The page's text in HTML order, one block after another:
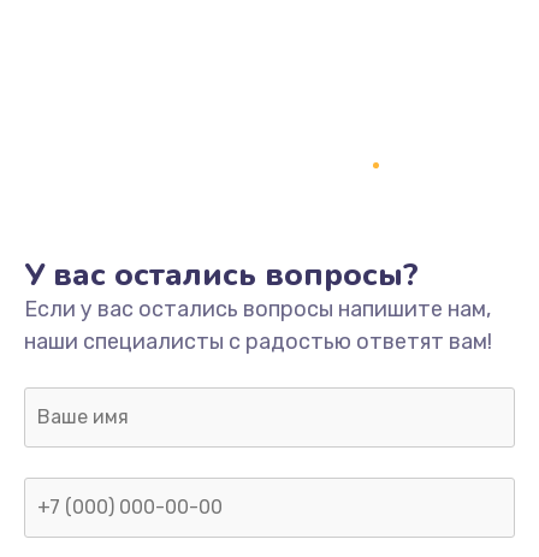
У вас остались вопросы?
Если у вас остались вопросы напишите нам,
наши специалисты с радостью ответят вам!